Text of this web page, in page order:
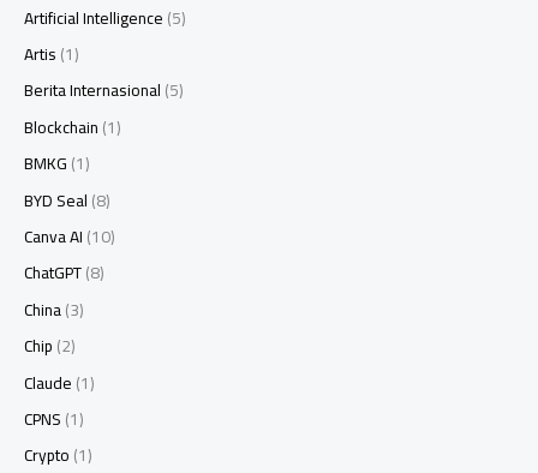
Artificial Intelligence(5)
Artis(1)
Berita Internasional(5)
Blockchain(1)
BMKG(1)
BYD Seal(8)
Canva AI(10)
ChatGPT(8)
China(3)
Chip(2)
Claude(1)
CPNS(1)
Crypto(1)